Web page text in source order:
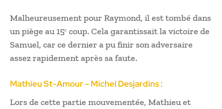
Malheureusement pour Raymond, il est tombé dans
un piège au 15ᵉ coup. Cela garantissait la victoire de
Samuel, car ce dernier a pu finir son adversaire
assez rapidement après sa faute.
Mathieu St-Amour – Michel Desjardins :
Lors de cette partie mouvementée, Mathieu et